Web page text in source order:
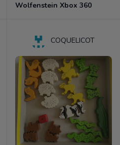
Wolfenstein Xbox 360
COQUELICOT